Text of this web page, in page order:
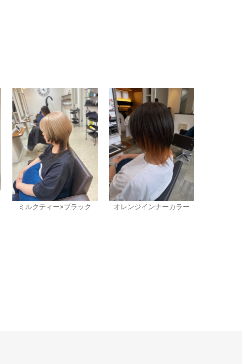
ミルクティー×ブラック オレンジインナーカラー